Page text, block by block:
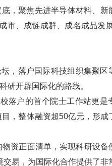
，聚焦先进半导体材料、新
、成链成群、成名成品发展
，落户国际科技组织集聚区
研开辟国际化的路线。
落户的首个院士工作站更是
，整体融资超50亿元，形成
资正面清单，实现科研设备
易，为国际化合作提供了非